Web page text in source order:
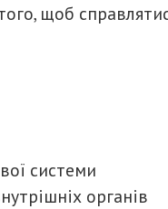
щоб
системи
органів